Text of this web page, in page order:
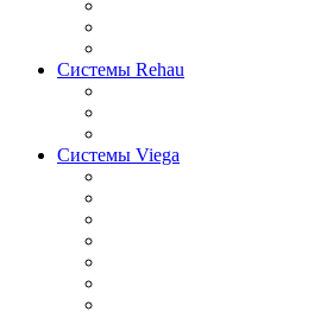
Системы Rehau
Системы Viega